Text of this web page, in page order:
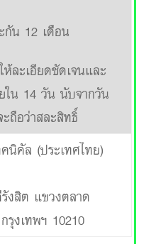
น 12 เดือน
ละเอียดชัดเจนและ
ใน 14 วัน นับจากวัน
ถือว่าสละสิทธิ์
นิคัล (ประเทศไทย)
งสิต แขวงตลาด
รุงเทพฯ 10210